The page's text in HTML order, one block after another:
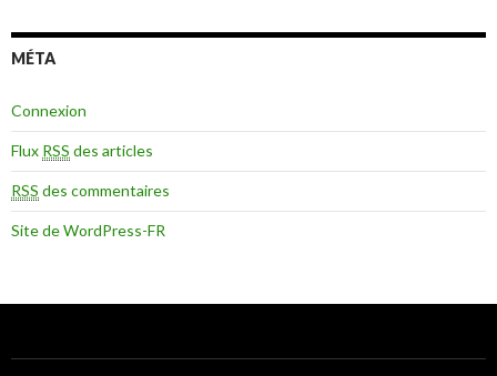
MÉTA
Connexion
Flux RSS des articles
RSS des commentaires
Site de WordPress-FR